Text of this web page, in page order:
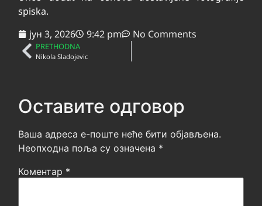
spiska.
јун 3, 2026
9:42 pm No Comments
PRETHODNA
Nikola Sladojevic
Оставите одговор
Ваша адреса е-поште неће бити објављена.
Неопходна поља су означена *
Коментар *